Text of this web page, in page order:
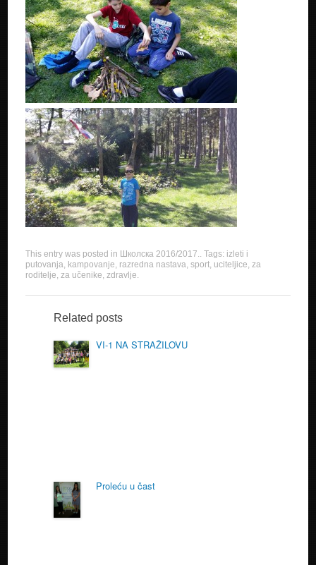
This entry was posted in Школска 2016/2017.. Tags: izleti i
putovanja, kampovanje, razredna nastava,sport, uciteljice,za
roditelje,za učenike,zdravlje.
Related posts
VI-1 NA STRAŽILOVU
Proleću u čast